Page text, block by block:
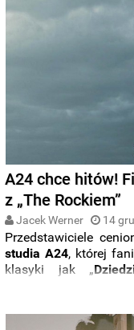
A24 chce hitów!
z „The Rockiem”
Jacek Werner 14
Przedstawiciele
studia A24, której
klasyki jak „
”,
wkroczenia do